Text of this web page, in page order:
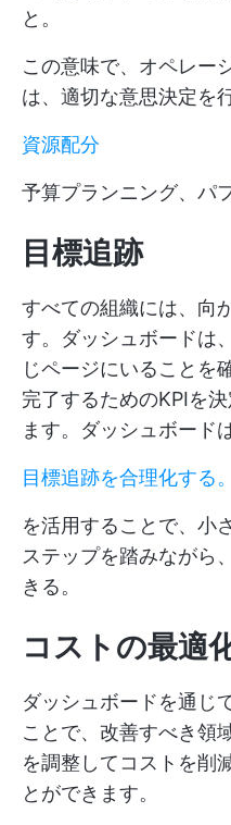
と。
この意味で、オペレー
は、適切な意思決定を
資源配分
予算プランニング、パ
目標追跡
すべての組織には、向
す。ダッシュボードは
じページにいることを
完了するためのKPIを
ます。ダッシュボード
目標追跡を合理化する。
を活用することで、小
ステップを踏みながら
きる。
コストの最適
ダッシュボードを通じ
ことで、改善すべき領
を調整してコストを削
とができます。